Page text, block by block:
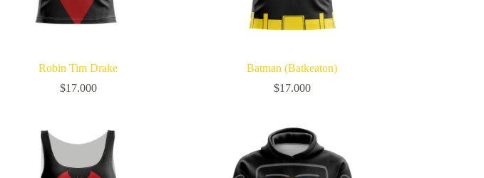
Robin Tim Drake
$17.000
Batman (Batkeaton)
$17.000